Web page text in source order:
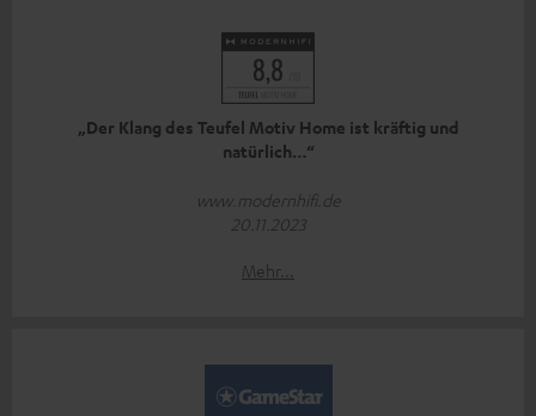
„Der Klang des Teufel Motiv Home ist kräftig und
natürlich…“
www.modernhifi.de
20.11.2023
Mehr...